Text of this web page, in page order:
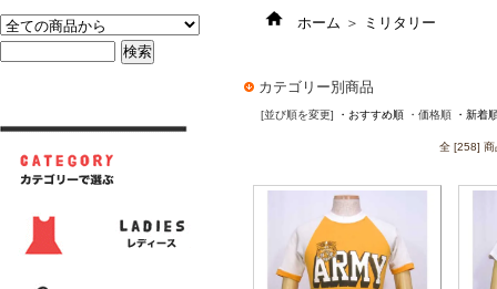
ホーム ＞ ミリタリー
カテゴリー別商品
[並び順を変更] ・おすすめ順 ・価格順 ・新着
全 [258] 商